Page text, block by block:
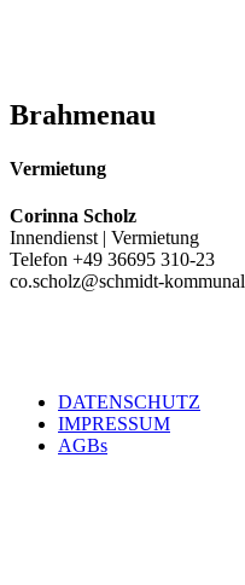
Brahmenau
Vermietung
Corinna Scholz
Innendienst | Vermietung
Telefon +49 36695 310-23
co.scholz@schmidt-
Footer
DATENSCHUTZ
IMPRESSUM
AGBs